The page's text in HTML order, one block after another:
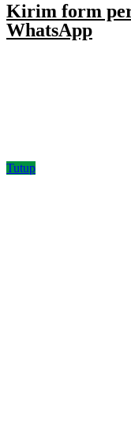
Kirim form
WhatsApp
Tutup